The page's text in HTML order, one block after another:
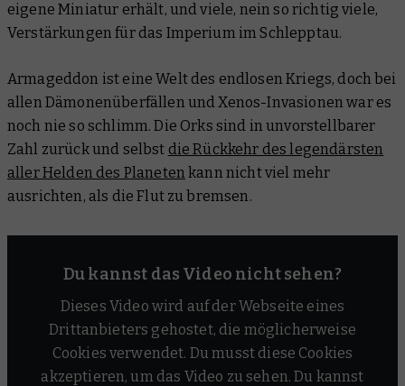
eigene Miniatur erhält, und viele, nein so richtigviele,
Verstärkungen für das Imperium im Schlepptau.
Armageddon ist eine Welt des endlosen Kriegs, doch bei
allen Dämonenüberfällen und Xenos-Invasionen war es
noch nieso schlimm. Die Orks sind in unvorstellbarer
Zahl zurück und selbst die Rückkehr des legendärsten
aller Helden des Planeten kann nicht viel mehr
ausrichten, als die Flut zu bremsen.
Du kannst das Video nicht sehen?
Dieses Video wird auf der Webseite eines
Drittanbieters gehostet, die möglicherweise
Cookies verwendet. Du musst diese Cookies
akzeptieren, um das Video zu sehen. Du kannst